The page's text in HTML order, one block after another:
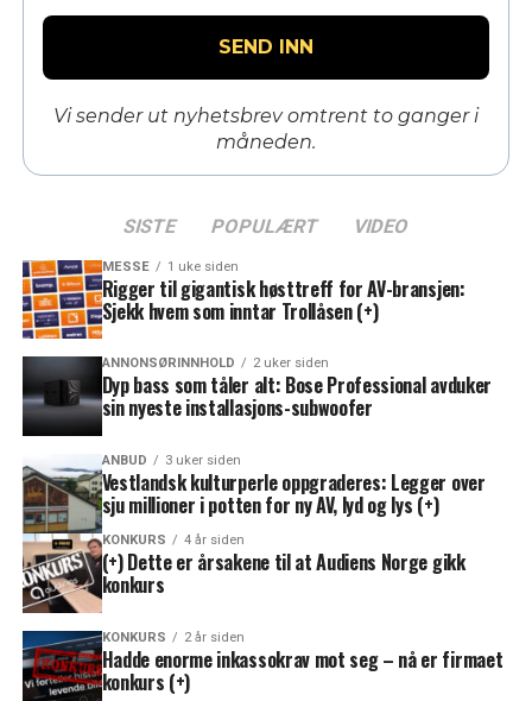
Vi sender ut nyhetsbrev omtrent to ganger i
måneden.
SISTE POPULÆRT VIDEO
MESSE 1 uke siden
Rigger til gigantisk høsttreff for AV-bransjen:
Sjekk hvem som inntar Trollåsen (+)
ANNONSØRINNHOLD 2 uker siden
Dyp bass som tåler alt: Bose Professional avduker
sin nyeste installasjons-subwoofer
ANBUD 3 uker siden
Vestlandsk kulturperle oppgraderes: Legger over
sju millioner i potten for ny AV, lyd og lys (+)
KONKURS 4 år siden
(+) Dette er årsakene til at Audiens Norge gikk
konkurs
KONKURS 2 år siden
Hadde enorme inkassokrav mot seg – nå er firmaet
konkurs (+)